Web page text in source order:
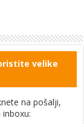
velike
na pošalji,